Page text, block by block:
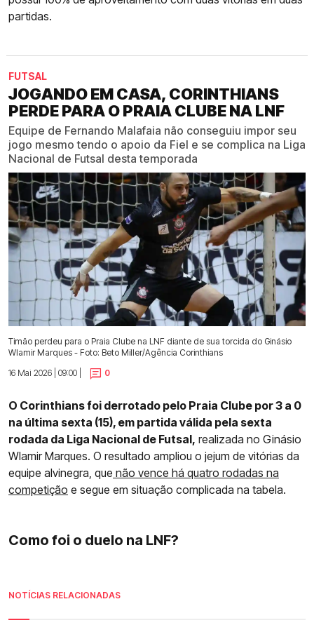
partidas.
FUTSAL
JOGANDO EM CASA, CORINTHIANS
PERDE PARA O PRAIA CLUBE NA LNF
Equipe de Fernando Malafaia não conseguiu impor seu
jogo mesmo tendo o apoio da Fiel e se complica na Liga
Nacional de Futsal desta temporada
Timão perdeu para o Praia Clube na LNF diante de sua torcida do Ginásio
Wlamir Marques - Foto: Beto Miller/Agência Corinthians
16 Mai 2026 | 09:00 |
0
O Corinthians foi derrotado pelo Praia Clube por 3 a 0
na última sexta (15), em partida válida pela sexta
rodada da Liga Nacional de Futsal, realizada no Ginásio
Wlamir Marques. O resultado ampliou o jejum de vitórias da
equipe alvinegra, que não vence há quatro rodadas na
competição e segue em situação complicada na tabela.
Como foi o duelo na LNF?
NOTÍCIAS RELACIONADAS